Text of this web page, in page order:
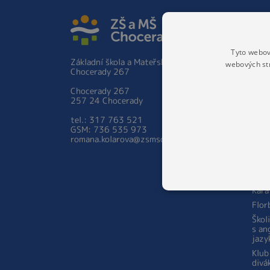
Základní škola a Mateřská škola
Chocerady 267
Chocerady 267
257 24 Chocerady
tel.: 317 763 521
GSM: 736 535 973
romana.kolarova@zsmschocerady.cz
s
Tyto
webových